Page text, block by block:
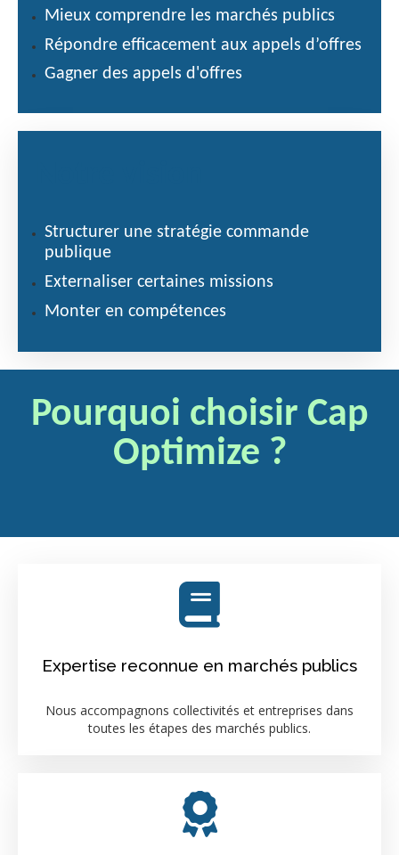
Mieux comprendre les marchés publics
Répondre efficacement aux appels d’offres
Gagner des appels d'offres
Structurer une stratégie commande
publique
Externaliser certaines missions
Monter en compétences
Pourquoi choisir Cap
Optimize ?
Expertise reconnue en marchés publics
Nous accompagnons collectivités et entreprises dans
toutes les étapes des marchés publics.